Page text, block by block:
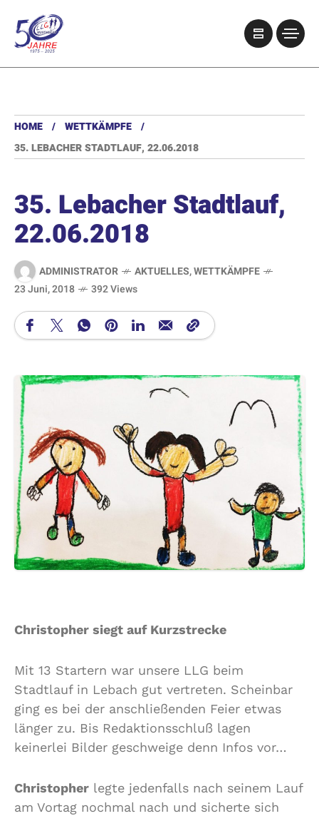
HOME
WETTKÄMPFE
35. LEBACHER STADTLAUF, 22.06.2018
35. Lebacher Stadtlauf,
22.06.2018
ADMINISTRATOR AKTUELLES,WETTKÄMPFE
23 Juni, 2018
392 Views
Christopher siegt auf Kurzstrecke
Mit 13 Startern war unsere LLG beim
Stadtlauf in Lebach gut vertreten. Scheinbar
ging es bei der anschließenden Feier etwas
länger zu. Bis Redaktionsschluß lagen
keinerlei Bilder geschweige denn Infos vor…
Christopher legte jedenfalls nach seinem Lauf
am Vortag nochmal nach und sicherte sich